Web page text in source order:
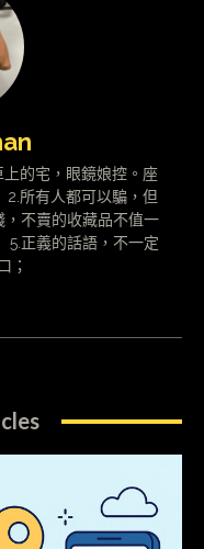
的宅，眼鏡娘控。座
2.所有人都可以騙，但
不賣的收藏品不值一
5.正義的話語，不一定
；